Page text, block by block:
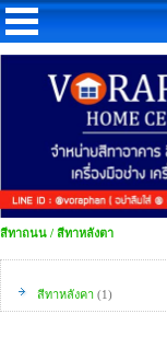
สีทาถนน / สีทาหลังตา
สีทาหลังคา (1)